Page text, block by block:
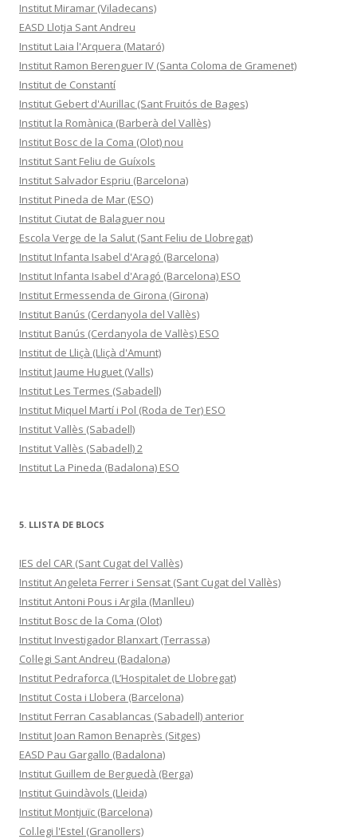
Institut Miramar (Viladecans)
EASD Llotja Sant Andreu
Institut Laia l'Arquera (Mataró)
Institut Ramon Berenguer IV (Santa Coloma de Gramenet)
Institut de Constantí
Institut Gebert d'Aurillac (Sant Fruitós de Bages)
Institut la Romànica (Barberà del Vallès)
Institut Bosc de la Coma (Olot) nou
Institut Sant Feliu de Guíxols
Institut Salvador Espriu (Barcelona)
Institut Pineda de Mar (ESO)
Institut Ciutat de Balaguer nou
Escola Verge de la Salut (Sant Feliu de Llobregat)
Institut Infanta Isabel d'Aragó (Barcelona)
Institut Infanta Isabel d'Aragó (Barcelona) ESO
Institut Ermessenda de Girona (Girona)
Institut Banús (Cerdanyola del Vallès)
Institut Banús (Cerdanyola de Vallès) ESO
Institut de Lliçà (Lliçà d'Amunt)
Institut Jaume Huguet (Valls)
Institut Les Termes (Sabadell)
Institut Miquel Martí i Pol (Roda de Ter) ESO
Institut Vallès (Sabadell)
Institut Vallès (Sabadell) 2
Institut La Pineda (Badalona) ESO
5. LLISTA DE BLOCS
IES del CAR (Sant Cugat del Vallès)
Institut Angeleta Ferrer i Sensat (Sant Cugat del Vallès)
Institut Antoni Pous i Argila (Manlleu)
Institut Bosc de la Coma (Olot)
Institut Investigador Blanxart (Terrassa)
Col·legi Sant Andreu (Badalona)
Institut Pedraforca (L’Hospitalet de Llobregat)
Institut Costa i Llobera (Barcelona)
Institut Ferran Casablancas (Sabadell) anterior
Institut Joan Ramon Benaprès (Sitges)
EASD Pau Gargallo (Badalona)
Institut Guillem de Berguedà (Berga)
Institut Guindàvols (Lleida)
Institut Montjuïc (Barcelona)
Col.legi l'Estel (Granollers)